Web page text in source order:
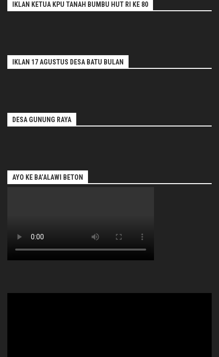
IKLAN KETUA KPU TANAH BUMBU HUT RI KE 80
IKLAN 17 AGUSTUS DESA BATU BULAN
DESA GUNUNG RAYA
AYO KE BA’ALAWI BETON